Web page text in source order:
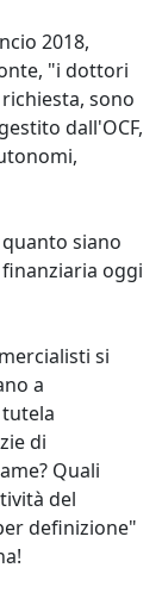
2018,
"i dottori
sono
dall'OCF,
siano
oggi
si
a
di
Quali
del
definizione"